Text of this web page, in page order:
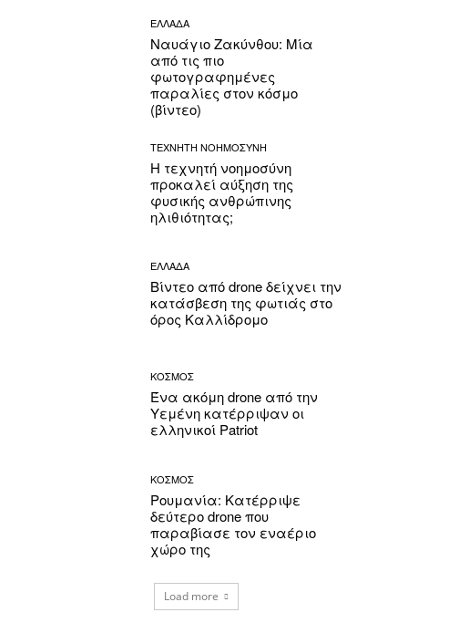
ΕΛΛΑΔΑ
Ναυάγιο Ζακύνθου: Μία
από τις πιο
φωτογραφημένες
παραλίες στον κόσμο
(βίντεο)
ΤΕΧΝΗΤΗ ΝΟΗΜΟΣΥΝΗ
Η τεχνητή νοημοσύνη
προκαλεί αύξηση της
φυσικής ανθρώπινης
ηλιθιότητας;
ΕΛΛΑΔΑ
Βίντεο από drone δείχνει την
κατάσβεση της φωτιάς στο
όρος Καλλίδρομο
ΚΟΣΜΟΣ
Ένα ακόμη drone από την
Υεμένη κατέρριψαν οι
ελληνικοί Patriot
ΚΟΣΜΟΣ
Ρουμανία: Κατέρριψε
δεύτερο drone που
παραβίασε τον εναέριο
χώρο της
Load more